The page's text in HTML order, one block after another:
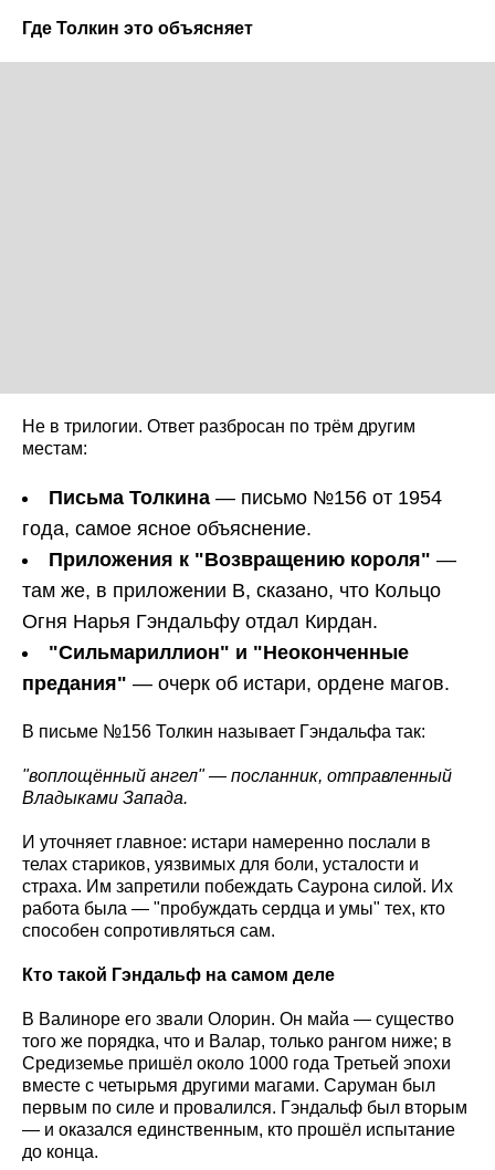
Где Толкин это объясняет
Не в трилогии. Ответ разбросан по трём другим
местам:
Письма Толкина — письмо №156 от 1954
года, самое ясное объяснение.
Приложения к "Возвращению короля" —
там же, в приложении B, сказано, что Кольцо
Огня Нарья Гэндальфу отдал Кирдан.
"Сильмариллион" и "Неоконченные
предания" — очерк об истари, ордене магов.
В письме №156 Толкин называет Гэндальфа так:
"воплощённый ангел" — посланник, отправленный
Владыками Запада.
И уточняет главное: истари намеренно послали в
телах стариков, уязвимых для боли, усталости и
страха. Им запретили побеждать Саурона силой. Их
работа была — "пробуждать сердца и умы" тех, кто
способен сопротивляться сам.
Кто такой Гэндальф на самом деле
В Валиноре его звали Олорин. Он майа — существо
того же порядка, что и Валар, только рангом ниже; в
Средиземье пришёл около 1000 года Третьей эпохи
вместе с четырьмя другими магами. Саруман был
первым по силе и провалился. Гэндальф был вторым
— и оказался единственным, кто прошёл испытание
до конца.